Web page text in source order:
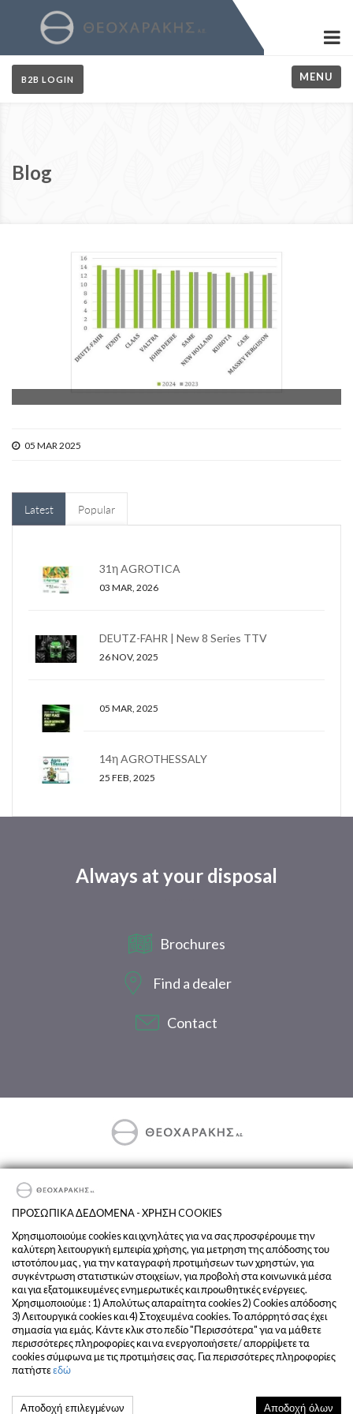
B2B LOGIN MENU
Blog
05 MAR 2025
Latest Popular
31η AGROTICA
03 MAR, 2026
DEUTZ-FAHR | New 8 Series TTV
26 NOV, 2025
05 MAR, 2025
14η AGROTHESSALY
25 FEB, 2025
Always at your disposal
Brochures
Find a dealer
Contact
Terms and Conditions
Privacy
Company
© 2020 THEOCARAKIS. All Rights Reserved
ΠΡΟΣΩΠΙΚΑ ΔΕΔΟΜΕΝΑ - ΧΡΗΣΗ COOKIES
Χρησιμοποιούμε cookies και ιχνηλάτες για να σας προσφέρουμε την
καλύτερη λειτουργική εμπειρία χρήσης, για μετρηση της απόδοσης του
ιστοτόπου μας , για την καταγραφή προτιμήσεων των χρηστών, για
συγκέντρωση στατιστικών στοιχείων, για προβολή στα κοινωνικά μέσα
και για εξατομικευμένες ενημερωτικές και προωθητικές ενέργειες.
Χρησιμοποιούμε : 1) Απολύτως απαραίτητα cookies 2) Cookies απόδοσης
3) Λειτουργικά cookies και 4) Στοχευμένα cookies. Το απόρρητό σας έχει
σημασία για εμάς. Κάντε κλικ στο πεδίο "Περισσότερα" για να μάθετε
περισσότερες πληροφορίες και να ενεργοποιήσετε/ απορρίψετε τα
cookies σύμφωνα με τις προτιμήσεις σας. Για περισσότερες πληροφορίες
πατήστεεδώ
Αποδοχή επιλεγμένων Αποδοχή όλων